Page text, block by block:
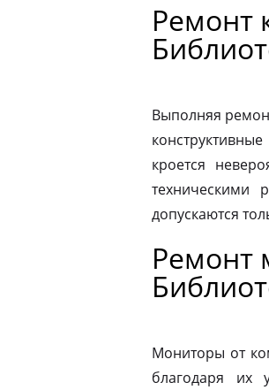
Ремонт
Выполняя
кроется
техническими
допускаются
Ремонт
Мониторы от
благодаря их